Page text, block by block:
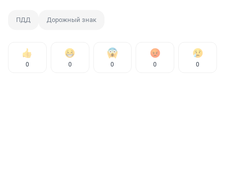
ПДД Дорожный знак
0 0 0 0 0